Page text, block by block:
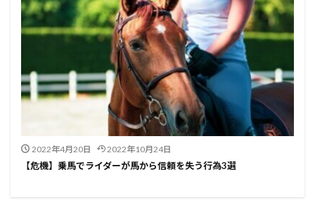
2022年4月20日 2022年10月24日
【危機】乗馬でライダーが馬から信頼を失う行為3選